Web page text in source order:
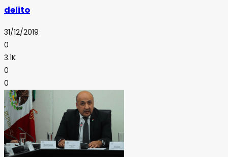
delito
31/12/2019
0
3.1K
0
0